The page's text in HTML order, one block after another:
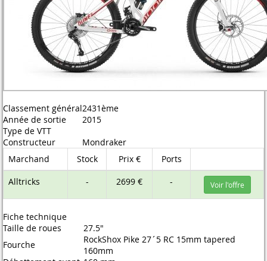
Classement général2431ème
Année de sortie
2015
Type de VTT
Constructeur
Mondraker
Marchand
Stock Prix €
Ports
Alltricks
- 2699 € - Voir l'offre
Fiche technique
Taille de roues
27.5"
Fourche
RockShox Pike 27´5 RC 15mm tapered
160mm